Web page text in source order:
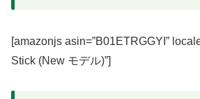
[amazonjs asin=”B01ETRGGYI”
Stick (New モデル)”]